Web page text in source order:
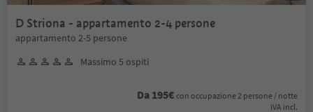
D Striona - appartamento 2-4 persone
appartamento 2-5 persone
Massimo 5 ospiti
Da 195€ con occupazione 2 persone / notte
IVA incl.